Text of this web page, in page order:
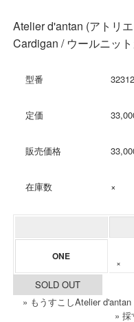
Atelier d'antan (アトリ
Cardigan / ウールニッ
型番
定価
販売価格
在庫数 ×
» 採
ONE
×
SOLD OUT
» もうすこしAtelier